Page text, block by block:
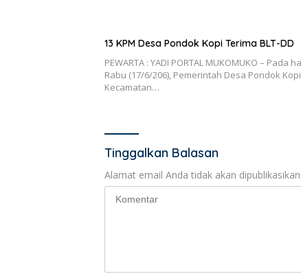
13 KPM Desa Pondok Kopi Terima BLT-DD
PEWARTA : YADI PORTAL MUKOMUKO – Pada
Rabu (17/6/206), Pemerintah Desa Pondok
Kecamatan…
Tinggalkan Balasan
Alamat email Anda tidak akan dipublikasikan.